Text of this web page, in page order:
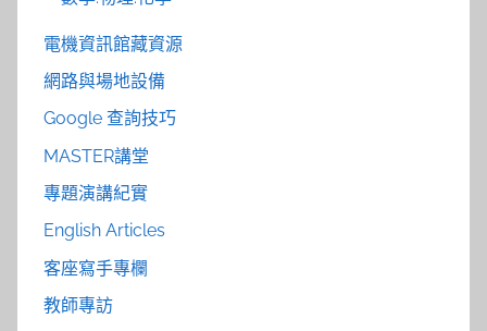
電機資訊館藏資源
網路與場地設備
Google 查詢技巧
MASTER講堂
專題演講紀實
English Articles
客座寫手專欄
教師專訪